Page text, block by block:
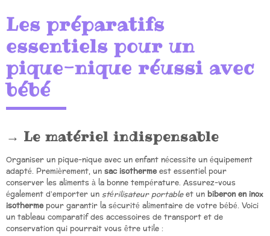
Les préparatifs
essentiels pour un
pique-nique réussi avec
bébé
Le matériel indispensable
Organiser un pique-nique avec un enfant nécessite un équipement
adapté. Premièrement, unsac isothermeest essentiel pour
conserver les aliments à la bonne température. Assurez-vous
également d’emporter unstérilisateur portableet unbiberon en inox
isothermepour garantir la sécurité alimentaire de votre bébé. Voici
un tableau comparatif des accessoires de transport et de
conservation qui pourrait vous être utile :